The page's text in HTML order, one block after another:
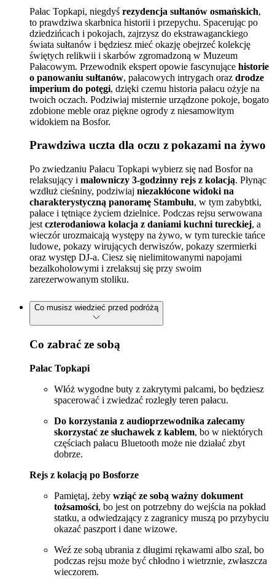
Pałac Topkapi, niegdyś rezydencja sułtanów osmańskich,
to prawdziwa skarbnica historii i przepychu. Spacerując po
dziedzińcach i pokojach, zajrzysz do ekstrawaganckiego
świata sułtanów i będziesz mieć okazję obejrzeć kolekcję
świętych relikwii i skarbów zgromadzoną w Muzeum
Pałacowym. Przewodnik ekspert opowie fascynujące historie
o panowaniu sułtanów, pałacowych intrygach oraz drodze
imperium do potęgi, dzięki czemu historia pałacu ożyje na
twoich oczach. Podziwiaj misternie urządzone pokoje, bogato
zdobione meble oraz piękne ogrody z niesamowitym
widokiem na Bosfor.
Prawdziwa uczta dla oczu z pokazami na żywo
Po zwiedzaniu Pałacu Topkapi wybierz się nad Bosfor na
relaksujący i malowniczy 3-godzinny rejs z kolacją. Płynąc
wzdłuż cieśniny, podziwiaj niezakłócone widoki na
charakterystyczną panoramę Stambułu, w tym zabybtki,
pałace i tętniące życiem dzielnice. Podczas rejsu serwowana
jest czterodaniowa kolacja z daniami kuchni tureckiej, a
wieczór urozmaicają występy na żywo, w tym tureckie tańce
ludowe, pokazy wirujących derwiszów, pokazy szermierki
oraz występ DJ-a. Ciesz się nielimitowanymi napojami
bezalkoholowymi i zrelaksuj się przy swoim
zarezerwowanym stoliku.
Co musisz wiedzieć przed podróżą
Co zabrać ze sobą
Pałac Topkapi
Włóż wygodne buty z zakrytymi palcami, bo będziesz
spacerować i zwiedzać rozległy teren pałacu.
Do korzystania z audioprzewodnika zalecamy
skorzystać ze słuchawek z kablem, bo w niektórych
częściach pałacu Bluetooth może nie działać zbyt
dobrze.
Rejs z kolacją po Bosforze
Pamiętaj, żeby wziąć ze sobą ważny dokument
tożsamości, bo jest on potrzebny do wejścia na pokład
statku, a odwiedzający z zagranicy muszą po przybyciu
okazać paszport i dane wizowe.
Weź ze sobą ubrania z długimi rękawami albo szal, bo
podczas rejsu może być chłodno i wietrznie, zwłaszcza
wieczorem.